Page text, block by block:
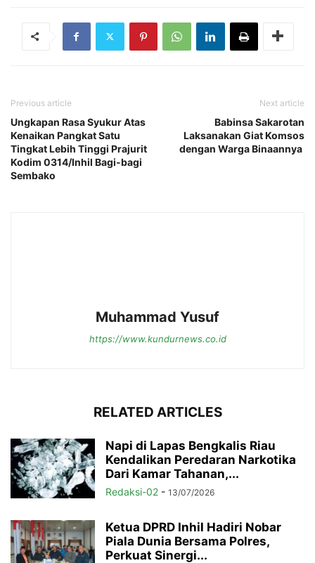
Previous article
Ungkapan Rasa Syukur Atas
Kenaikan Pangkat Satu
Tingkat Lebih Tinggi Prajurit
Kodim 0314/Inhil Bagi-bagi
Sembako
Next article
Babinsa Sakarotan
Laksanakan Giat Komsos
dengan Warga Binaannya
Muhammad Yusuf
https://www.kundurnews.co.id
RELATED ARTICLES
Napi di Lapas Bengkalis Riau
Kendalikan Peredaran Narkotika
Dari Kamar Tahanan,...
Redaksi-02 - 13/07/2026
Ketua DPRD Inhil Hadiri Nobar
Piala Dunia Bersama Polres,
Perkuat Sinergi...